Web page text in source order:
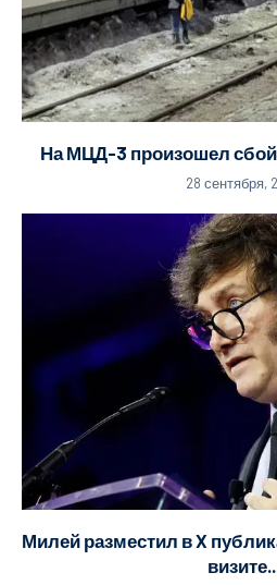
На МЦД-3 произошел
28 сентября,
Милей разместил в X